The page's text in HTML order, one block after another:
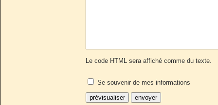
Le code HTML sera affiché comme du texte.
Se souvenir de mes informations